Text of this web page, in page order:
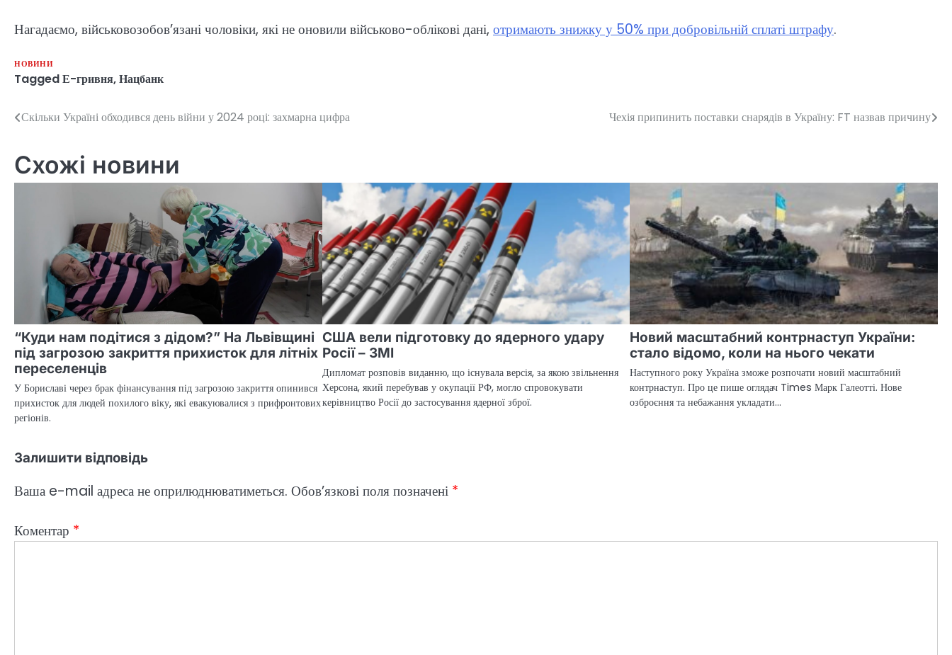
Нагадаємо, військовозобов’язані чоловіки, які не оновили військово-облікові дані, отримають знижку у 50% при добровільній сплаті штрафу.
НОВИНИ
TaggedЕ-гривня,Нацбанк
Навігація
Скільки Україні обходився день війни у 2024 році: захмарна цифра Чехія припинить поставки снарядів в Україну: FT назвав причину
Схожі новини
“Куди нам подітися з дідом?” На Львівщині
під загрозою закриття прихисток для літніх
переселенців
У Бориславі через брак фінансування під загрозою закриття опинився
прихисток для людей похилого віку, які евакуювалися з прифронтових
регіонів.
США вели підготовку до ядерного удару
Росії – ЗМІ
Дипломат розповів виданню, що існувала версія, за якою звільнення
Херсона, який перебував у окупації РФ, могло спровокувати
керівництво Росії до застосування ядерної зброї.
Новий масштабний контрнаступ України:
стало відомо, коли на нього чекати
Наступного року Україна зможе розпочати новий масштабний
контрнаступ. Про це пише оглядач Times Марк Галеотті. Нове
озброєння та небажання укладати…
Залишити відповідь
Ваша e-mail адреса не оприлюднюватиметься. Обов’язкові поля позначені *
Коментар *